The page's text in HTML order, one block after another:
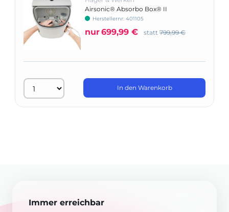
Airsonic® Absorbo Box® II
Herstellernr: 401105
nur699,99 € statt 799,99 €
In den Warenkorb
Immer erreichbar